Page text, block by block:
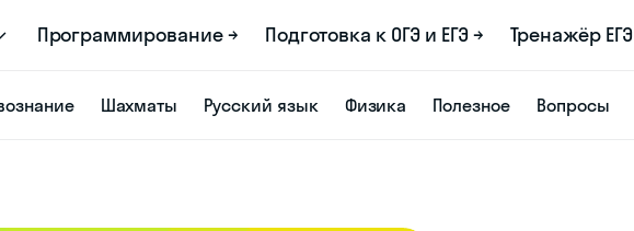
Программирование → Подготовка к ОГЭ и ЕГЭ → Тренажёр ЕГЭ
Шахматы Русский язык Физика Полезное Вопросы